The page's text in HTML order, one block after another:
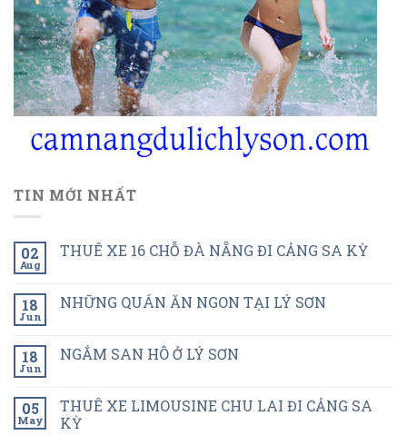
TIN MỚI NHẤT
02
Aug
THUÊ XE 16 CHỖ ĐÀ NẴNG ĐI CẢNG SA KỲ
18
Jun
NHỮNG QUÁN ĂN NGON TẠI LÝ SƠN
18
Jun
NGẮM SAN HÔ Ở LÝ SƠN
05
May
THUÊ XE LIMOUSINE CHU LAI ĐI CẢNG SA
KỲ